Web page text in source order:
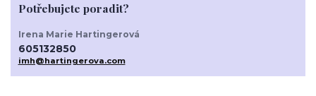
Potřebujete poradit?
Irena Marie Hartingerová
605132850
imh@hartingerova.com